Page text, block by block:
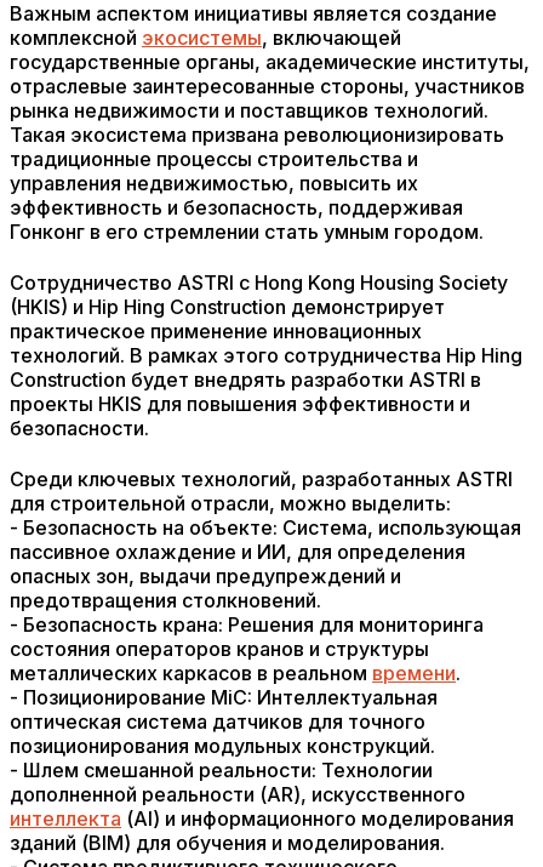
Важным аспектом инициативы является создание
комплексной экосистемы, включающей
государственные органы, академические институты,
отраслевые заинтересованные стороны, участников
рынка недвижимости и поставщиков технологий.
Такая экосистема призвана революционизировать
традиционные процессы строительства и
управления недвижимостью, повысить их
эффективность и безопасность, поддерживая
Гонконг в его стремлении стать умным городом.
Сотрудничество ASTRI с Hong Kong Housing Society
(HKIS) и Hip Hing Construction демонстрирует
практическое применение инновационных
технологий. В рамках этого сотрудничества Hip Hing
Construction будет внедрять разработки ASTRI в
проекты HKIS для повышения эффективности и
безопасности.
Среди ключевых технологий, разработанных ASTRI
для строительной отрасли, можно выделить:
- Безопасность на объекте: Система, использующая
пассивное охлаждение и ИИ, для определения
опасных зон, выдачи предупреждений и
предотвращения столкновений.
- Безопасность крана: Решения для мониторинга
состояния операторов кранов и структуры
металлических каркасов в реальном времени.
- Позиционирование MiC: Интеллектуальная
оптическая система датчиков для точного
позиционирования модульных конструкций.
- Шлем смешанной реальности: Технологии
дополненной реальности (AR), искусственного
интеллекта (AI) и информационного моделирования
зданий (BIM) для обучения и моделирования.